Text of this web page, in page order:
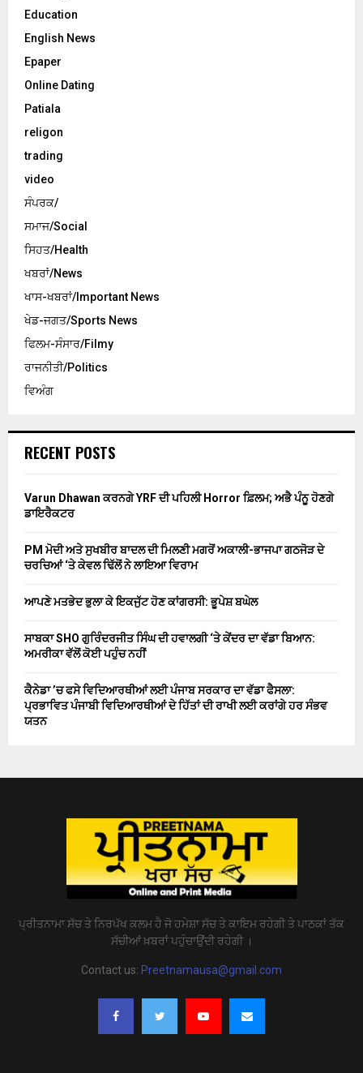
Education
English News
Epaper
Online Dating
Patiala
religon
trading
video
ਸੰਪਰਕ/
ਸਮਾਜ/Social
ਸਿਹਤ/Health
ਖਬਰਾਂ/News
ਖਾਸ-ਖਬਰਾਂ/Important News
ਖੇਡ-ਜਗਤ/Sports News
ਫਿਲਮ-ਸੰਸਾਰ/Filmy
ਰਾਜਨੀਤੀ/Politics
ਵਿਅੰਗ
RECENT POSTS
Varun Dhawan ਕਰਨਗੇ YRF ਦੀ ਪਹਿਲੀ Horror ਫ਼ਿਲਮ; ਅਭੈ ਪੰਨੂ ਹੋਣਗੇ
ਡਾਇਰੈਕਟਰ
PM ਮੋਦੀ ਅਤੇ ਸੁਖਬੀਰ ਬਾਦਲ ਦੀ ਮਿਲਣੀ ਮਗਰੋਂ ਅਕਾਲੀ-ਭਾਜਪਾ ਗਠਜੋੜ ਦੇ
ਚਰਚਿਆਂ ‘ਤੇ ਕੇਵਲ ਢਿੱਲੋਂ ਨੇ ਲਾਇਆ ਵਿਰਾਮ
ਆਪਣੇ ਮਤਭੇਦ ਭੁਲਾ ਕੇ ਇਕਜੁੱਟ ਹੋਣ ਕਾਂਗਰਸੀ: ਭੂਪੇਸ਼ ਬਘੇਲ
ਸਾਬਕਾ SHO ਗੁਰਿੰਦਰਜੀਤ ਸਿੰਘ ਦੀ ਹਵਾਲਗੀ ‘ਤੇ ਕੇਂਦਰ ਦਾ ਵੱਡਾ ਬਿਆਨ:
ਅਮਰੀਕਾ ਵੱਲੋਂ ਕੋਈ ਪਹੁੰਚ ਨਹੀਂ
ਕੈਨੇਡਾ ’ਚ ਫਸੇ ਵਿਦਿਆਰਥੀਆਂ ਲਈ ਪੰਜਾਬ ਸਰਕਾਰ ਦਾ ਵੱਡਾ ਫੈਸਲਾ:
ਪ੍ਰਭਾਵਿਤ ਪੰਜਾਬੀ ਵਿਦਿਆਰਥੀਆਂ ਦੇ ਹਿੱਤਾਂ ਦੀ ਰਾਖੀ ਲਈ ਕਰਾਂਗੇ ਹਰ ਸੰਭਵ
ਯਤਨ
ਪ੍ਰੀਤਨਾਮਾ ਸੱਚ ਤੇ ਨਿਰਪੱਖ ਕਲਮ ਹੈ ਜੋ ਹਮੇਸ਼ਾ ਸੱਚ ਤੇ ਕਾਇਮ ਰਹੇਗੀ ਤੇ ਪਾਠਕਾਂ ਤੱਕ
ਸੱਚੀਆਂ ਖ਼ਬਰਾਂ ਪਹੁੰਚਾਉਂਦੀ ਰਹੇਗੀ ।
Contact us: Preetnamausa@gmail.com